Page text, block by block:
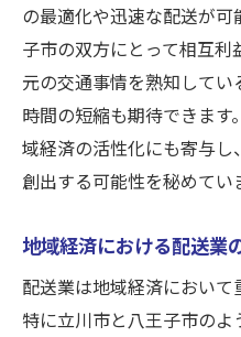
の最適化や迅速な配送が
子市の双方にとって相互
元の交通事情を熟知して
時間の短縮も期待できま
域経済の活性化にも寄与
創出する可能性を秘めてい
地域経済における配送業
配送業は地域経済において
特に立川市と八王子市の